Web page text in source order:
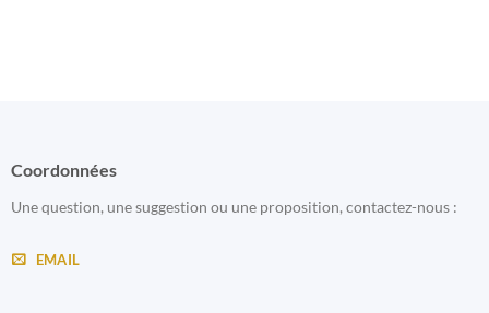
Coordonnées
Une question, une suggestion ou une proposition, contactez-nous :
EMAIL